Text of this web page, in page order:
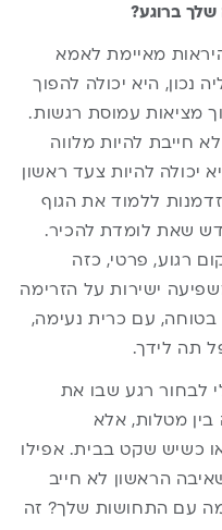
ברוגע?
מאיימת לאמא
היא יכולה להפוך
מציאות עמוסת רגשות.
חייבת להיות מלווה
יכולה להיות צעד ראשון
ללמוד את הגוף
שאת לומדת להכיר.
רגוע, פרטי, כזה
ישירות על הזרימה
בטוחה, עם כרית נעימה,
תה לידך.
לבחור רגע שבו את
בין מטלות, אלא
כשיש שקט בבית. אפילו
הראשון לא חייב
עם התחושות שלך? זה